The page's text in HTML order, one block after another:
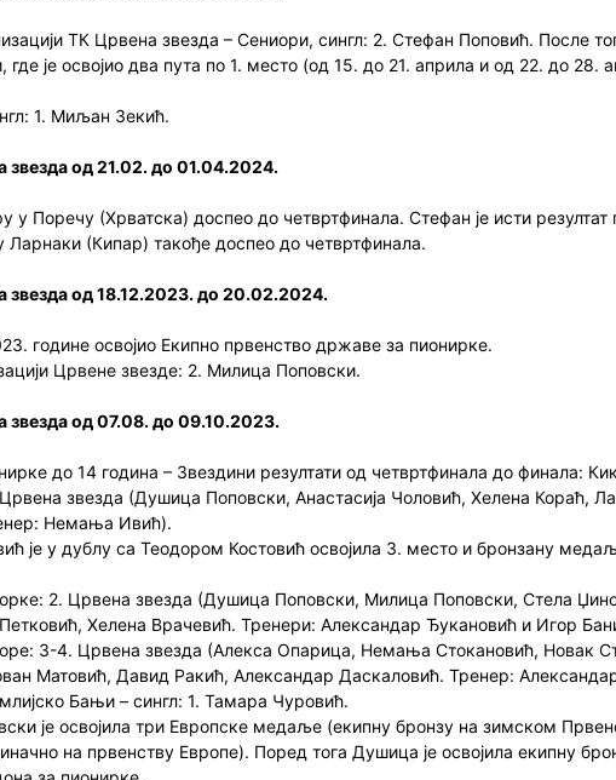
ТК Црвена звезда – Сениори, сингл: 2. Стефан Поповић. После
је освојио два пута по 1. место (од 15. до 21. априла и од 22. до 28.
1. Миљан Зекић.
звезда од 21.02. до 01.04.2024.
у Поречу (Хрватска) доспео до четвртфинала. Стефан је исти
(Кипар) такође доспео до четвртфинала.
звезда од 18.12.2023. до 20.02.2024.
године освојио Екипно првенство државе за пионирке.
Црвене звезде: 2. Милица Поповски.
звезда од 07.08. до 09.10.2023.
до 14 година – Звездини резултати од четвртфинала до финала:
звезда (Душица Поповски, Анастасија Чоловић, Хелена Кораћ,
Немања Ивић).
је у дублу са Теодором Костовић освојила 3. место и бронзану
2. Црвена звезда (Душица Поповски, Милица Поповски, Стела
Хелена Врачевић. Тренери: Александар Ђукановић и Игор
3-4. Црвена звезда (Алекса Опарица, Немања Стокановић, Новак
Матовић, Давид Ракић, Александар Даскаловић. Тренер:
Бањи – сингл: 1. Тамара Чуровић.
је освојила три Европске медаље (екипну бронзу на зимском
на првенству Европе). Поред тога Душица је освојила екипну